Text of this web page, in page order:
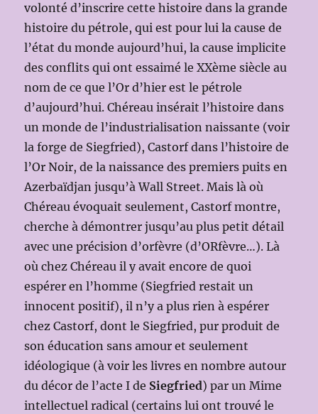
volonté d’inscrire cette histoire dans la grande
histoire du pétrole, qui est pour lui la cause de
l’état du monde aujourd’hui, la cause implicite
des conflits qui ont essaimé le XXème siècle au
nom de ce que l’Or d’hier est le pétrole
d’aujourd’hui. Chéreau insérait l’histoire dans
un monde de l’industrialisation naissante (voir
la forge de Siegfried), Castorf dans l’histoire de
l’Or Noir, de la naissance des premiers puits en
Azerbaïdjan jusqu’à Wall Street. Mais là où
Chéreau évoquait seulement, Castorf montre,
cherche à démontrer jusqu’au plus petit détail
avec une précision d’orfèvre (d’ORfèvre…). Là
où chez Chéreau il y avait encore de quoi
espérer en l’homme (Siegfried restait un
innocent positif), il n’y a plus rien à espérer
chez Castorf, dont le Siegfried, pur produit de
son éducation sans amour et seulement
idéologique (à voir les livres en nombre autour
du décor de l’acte I de Siegfried) par un Mime
intellectuel radical (certains lui ont trouvé le